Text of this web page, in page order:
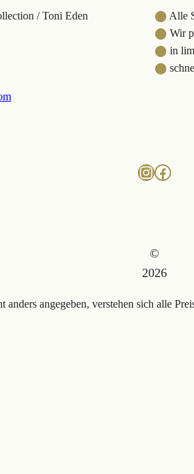
/ Toni Eden
⬤ Alle
⬤ Wir
⬤ in
⬤
©
2026
anders angegeben, verstehen sich alle